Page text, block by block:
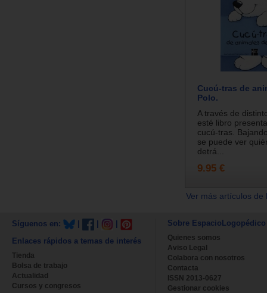
Cucú-tras de
Polo.
A través de
esté libro
cucú-tras.
se puede ver
detrá...
9.95 €
Ver más artículos
Síguenos en:
Enlaces rápidos a temas de interés
Tienda
Bolsa de trabajo
Actualidad
Cursos y congresos
Sobre EspacioLogopédico
Quienes somos
Aviso Legal
Colabora con nosotros
Contacta
ISSN 2013-0627
Gestionar cookies